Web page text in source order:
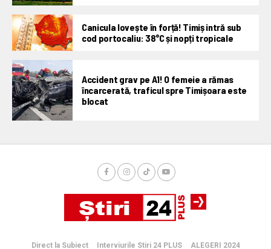
Canicula lovește în forță! Timiș intră sub
cod portocaliu: 38°C și nopți tropicale
Accident grav pe A1! O femeie a rămas
încarcerată, traficul spre Timișoara este
blocat
Direct la Subiect Interviurile Stiri 24 PLUS ALEGERI 2024